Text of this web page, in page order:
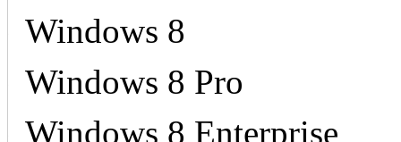
Windows 8
Windows 8 Pro
Windows 8 Enterprise